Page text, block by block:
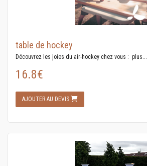
table de hockey
Découvrez les joies du air-hockey chez vous : plus...
16.8€
AJOUTER AU DEVIS